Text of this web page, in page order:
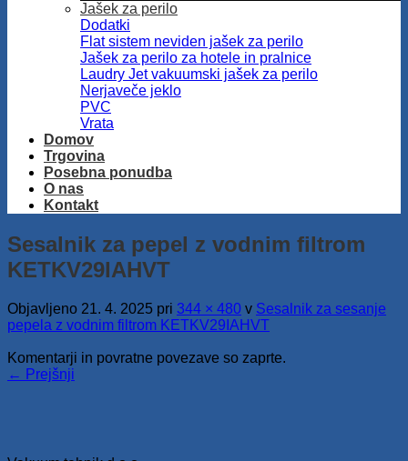
Jašek za perilo
Dodatki
Flat sistem neviden jašek za perilo
Jašek za perilo za hotele in pralnice
Laudry Jet vakuumski jašek za perilo
Nerjaveče jeklo
PVC
Vrata
Domov
Trgovina
Posebna ponudba
O nas
Kontakt
Sesalnik za pepel z vodnim filtrom
KETKV29IAHVT
Objavljeno 21. 4. 2025 pri 344 × 480 v Sesalnik za sesanje
pepela z vodnim filtrom KETKV29IAHVT
Komentarji in povratne povezave so zaprte.
← Prejšnji